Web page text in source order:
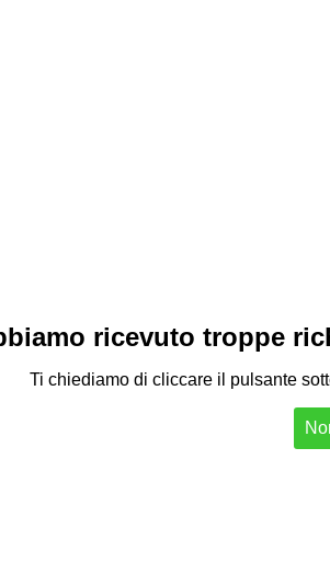
ricevuto troppe
Ti chiediamo di cliccare il pulsante